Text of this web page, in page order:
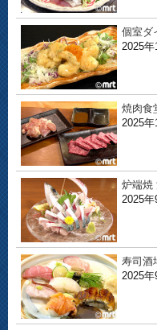
個室ダ
2025
焼肉食
2025
炉端焼
2025年
寿司酒
2025